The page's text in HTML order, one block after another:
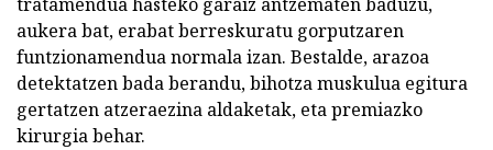
tratamendua hasteko garaiz antzematen baduzu,
aukera bat, erabat berreskuratu gorputzaren
funtzionamendua normala izan. Bestalde, arazoa
detektatzen bada berandu, bihotza muskulua egitura
gertatzen atzeraezina aldaketak, eta premiazko
kirurgia behar.